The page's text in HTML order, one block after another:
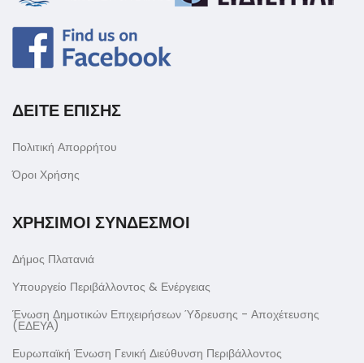
ΔΕΙΤΕ ΕΠΙΣΗΣ
Πολιτική Απορρήτου
Όροι Χρήσης
ΧΡΗΣΙΜΟΙ ΣΥΝΔΕΣΜΟΙ
Δήμος Πλατανιά
Υπουργείο Περιβάλλοντος & Ενέργειας
Ένωση Δημοτικών Επιχειρήσεων Ύδρευσης - Αποχέτευσης
(ΕΔΕΥΑ)
Ευρωπαϊκή Ένωση Γενική Διεύθυνση Περιβάλλοντος